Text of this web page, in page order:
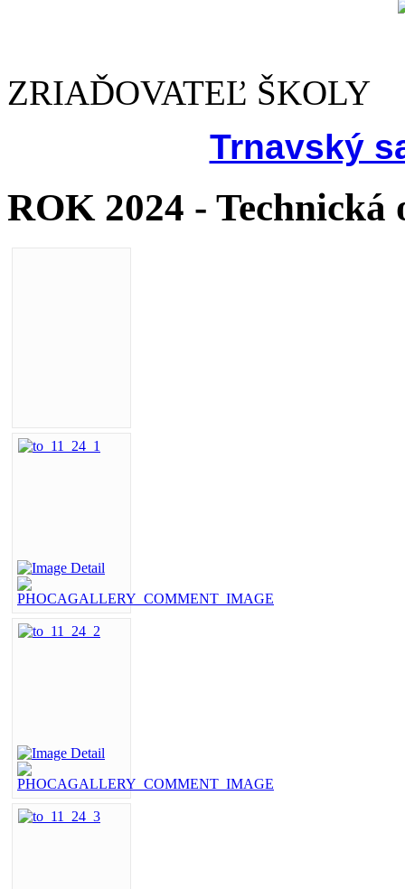
ZRIAĎOVATEĽ ŠKOLY
Trnavský
ROK 2024 -